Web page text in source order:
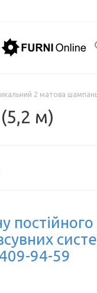
2 матова
м)
94-59